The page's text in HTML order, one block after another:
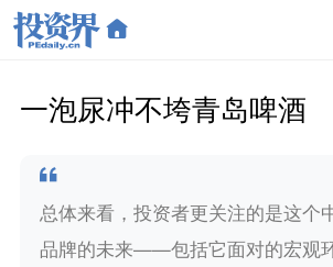
一泡尿冲不垮青岛啤酒
总体来看，投资者更关注的是这个
品牌的未来——包括它面对的宏观